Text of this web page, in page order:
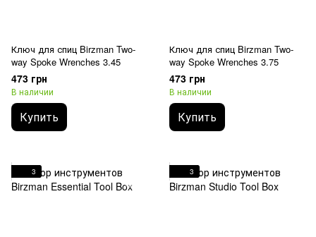
Ключ для спиц Birzman Two-
way Spoke Wrenches 3.45
473 грн
В наличии
Купить
Ключ для спиц Birzman Two-
way Spoke Wrenches 3.75
473 грн
В наличии
Купить
3 3